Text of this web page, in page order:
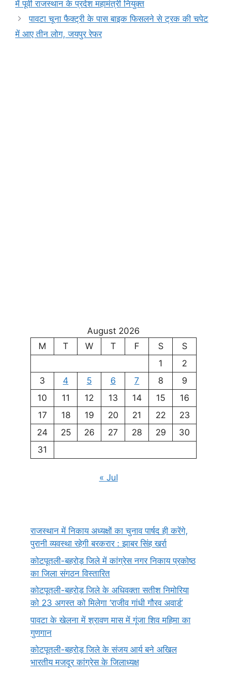
o
k
p
g
er
k
में पूर्वी राजस्थान के प्रदेश महामंत्री नियुक्त
पावटा चूना फैक्ट्री के पास बाइक फिसलने से ट्रक की चपेट
में आए तीन लोग, जयपुर रेफर
August 2026
M
T W T F S
S
1
2
3
4 5 6 7 8
9
10
11 12 13 14 15
16
17
18 19 20 21 22
23
24
25 26 27 28 29
30
31
« Jul
राजस्थान में निकाय अध्यक्षों का चुनाव पार्षद ही करेंगे,
पुरानी व्यवस्था रहेगी बरकरार : झाबर सिंह खर्रा
कोटपूतली-बहरोड़ जिले में कांग्रेस नगर निकाय प्रकोष्ठ
का जिला संगठन विस्तारित
कोटपूतली-बहरोड़ जिले के अधिवक्ता सतीश निमोरिया
को 23 अगस्त को मिलेगा ‘राजीव गांधी गौरव अवार्ड’
पावटा के खेलना में श्रावण मास में गूंजा शिव महिमा का
गुणगान
कोटपूतली-बहरोड़ जिले के संजय आर्य बने अखिल
भारतीय मजदूर कांग्रेस के जिलाध्यक्ष